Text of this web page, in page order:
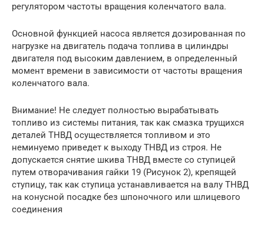
регулятором частоты вращения коленчатого вала.
Основной функцией насоса является дозированная по
нагрузке на двигатель подача топлива в цилиндры
двигателя под высоким давлением, в определенный
момент времени в зависимости от частоты вращения
коленчатого вала.
Внимание! Не следует полностью вырабатывать
топливо из системы питания, так как смазка трущихся
деталей ТНВД осуществляется топливом и это
неминуемо приведет к выходу ТНВД из строя. Не
допускается снятие шкива ТНВД вместе со ступицей
путем отворачивания гайки 19 (Рисунок 2), крепящей
ступицу, так как ступица устанавливается на валу ТНВД
на конусной посадке без шпоночного или шлицевого
соединения